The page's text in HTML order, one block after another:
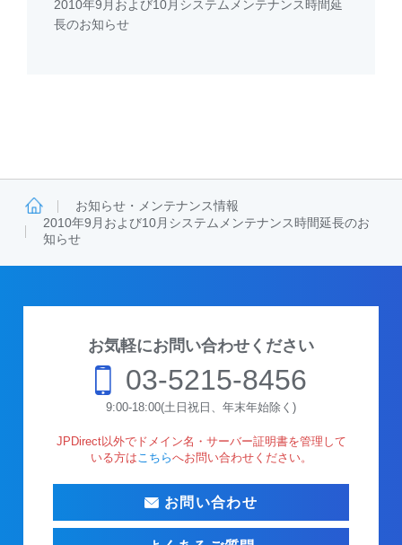
2010年9月および10月システムメンテナンス時間延
長のお知らせ
お知らせ・メンテナンス情報
2010年9月および10月システムメンテナンス時間延長のお
知らせ
お気軽にお問い合わせください
03-5215-8456
9:00-18:00(土日祝日、年末年始除く)
JPDirect以外でドメイン名・サーバー証明書を管理して
いる方は こちらへお問い合わせください。
お問い合わせ